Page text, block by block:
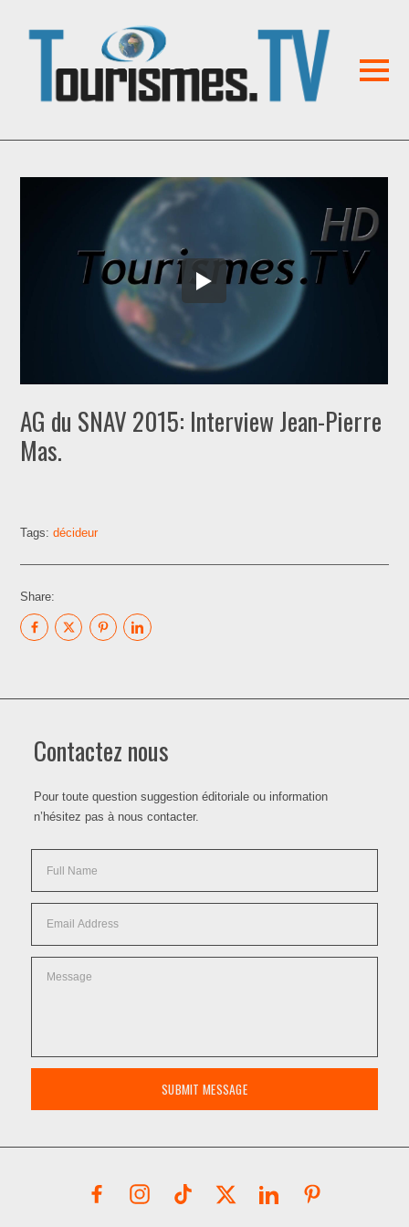
AG du SNAV 2015: Interview Jean-Pierre
Mas.
Tags:décideur
Share:
Contactez nous
Pour toute question suggestion éditoriale ou information
n’hésitez pas à nous contacter.
SUBMIT MESSAGE